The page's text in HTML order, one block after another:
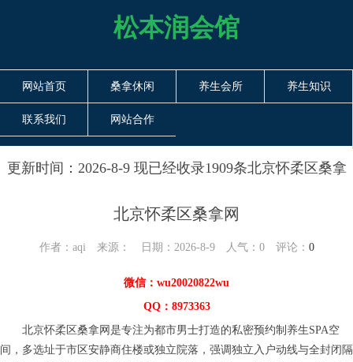
松本润会馆
网站首页 桑拿休闲 养生会所 养生知识
联系我们 网站合作
更新时间：2026-8-9 现已经收录1909条北京怀柔区桑拿
北京怀柔区桑拿网
作者：aqi 来源： 日期：2026-8-9 人气： 0评论： 0
微信：wu20020822wu
QQ：8973363
北京怀柔区桑拿网是专注为都市男士打造的私密预约制养生SPA空
间，多选址于市区安静商住楼或独立院落，强调独立入户动线与全封闭隔